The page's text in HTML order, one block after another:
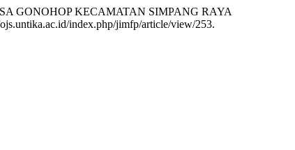
GONOHOP KECAMATAN SIMPANG RAYA
index.php/jimfp/article/view/253.